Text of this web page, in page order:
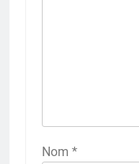
Nom *